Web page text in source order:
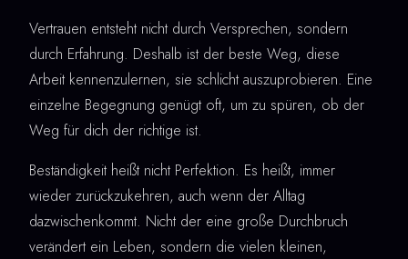
Vertrauen entsteht nicht durch Versprechen, sondern
durch Erfahrung. Deshalb ist der beste Weg, diese
Arbeit kennenzulernen, sie schlicht auszuprobieren. Eine
einzelne Begegnung genügt oft, um zu spüren, ob der
Weg für dich der richtige ist.
Beständigkeit heißt nicht Perfektion. Es heißt, immer
wieder zurückzukehren, auch wenn der Alltag
dazwischenkommt. Nicht der eine große Durchbruch
verändert ein Leben, sondern die vielen kleinen,